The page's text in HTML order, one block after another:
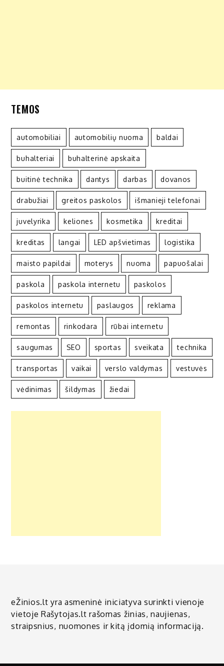
TEMOS
automobiliai automobilių nuoma baldai
buhalteriai buhalterinė apskaita
buitinė technika dantys darbas dovanos
drabužiai greitos paskolos išmanieji telefonai
juvelyrika keliones kosmetika kreditai
kreditas langai LED apšvietimas logistika
maisto papildai moterys nuoma papuošalai
paskola paskola internetu paskolos
paskolos internetu paslaugos reklama
remontas rinkodara rūbai internetu
saugumas SEO sportas sveikata technika
transportas vaikai verslo valdymas vestuvės
vėdinimas šildymas žiedai
eŽinios.lt yra asmeninė iniciatyva surinkti vienoje
vietoje Rašytojas.lt rašomas žinias, naujienas,
straipsnius, nuomones ir kitą įdomią informaciją.